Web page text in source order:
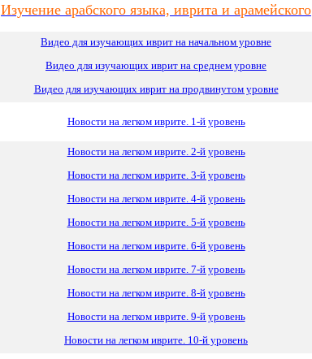
Изучение арабского языка, иврита и арамейского
Видео для изучающих иврит на начальном уровне
Видео для изучающих иврит на среднем уровне
Видео для изучающих иврит на продвинутом уровне
Новости на легком иврите. 1-й уровень
Новости на легком иврите. 2-й уровень
Новости на легком иврите. 3-й уровень
Новости на легком иврите. 4-й уровень
Новости на легком иврите. 5-й уровень
Новости на легком иврите. 6-й уровень
Новости на легком иврите. 7-й уровень
Новости на легком иврите. 8-й уровень
Новости на легком иврите. 9-й уровень
Новости на легком иврите. 10-й уровень